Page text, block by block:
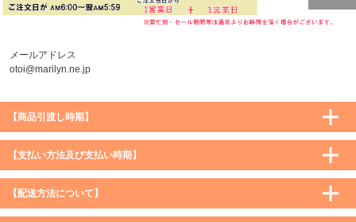
ページトッ
プへ
メールアドレス
otoi@marilyn.ne.jp
【商品引渡し時期】
【支払い方法及び支払い時期】
【配送方法について】